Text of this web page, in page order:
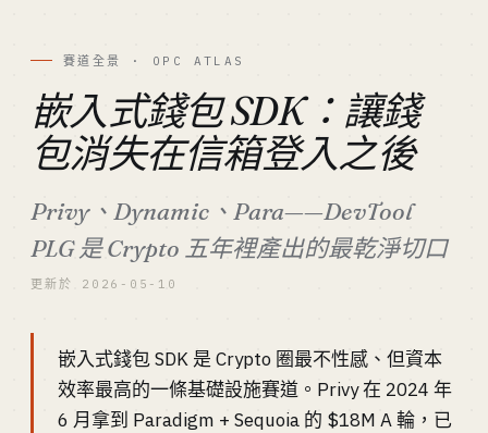
賽道全景 · OPC ATLAS
嵌入式錢包 SDK：讓錢
包消失在信箱登入之後
Privy、Dynamic、Para——DevTool
PLG 是 Crypto 五年裡產出的最乾淨切口
更新於 2026-05-10
嵌入式錢包 SDK 是 Crypto 圈最不性感、但資本
效率最高的一條基礎設施賽道。Privy 在 2024 年
6 月拿到 Paradigm + Sequoia 的 $18M A 輪，已